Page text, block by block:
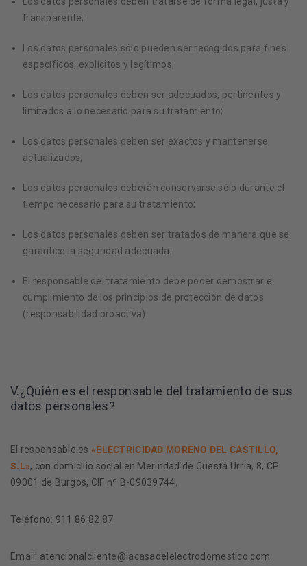
transparente;
Los datos personales sólo pueden ser recogidos para fines
específicos, explícitos y legítimos;
Los datos personales deben ser adecuados, pertinentes y
limitados a lo necesario para su tratamiento;
Los datos personales deben ser exactos y mantenerse
actualizados;
Los datos personales deberán conservarse sólo durante el
tiempo necesario para su tratamiento;
Los datos personales deben ser tratados de manera que se
garantice la seguridad adecuada;
El responsable del tratamiento debe poder demostrar el
cumplimiento de los principios de protección de datos
(responsabilidad proactiva).
V.¿Quién es el responsable del tratamiento de sus
datos personales?
El responsable es«ELECTRICIDAD MORENO DEL CASTILLO,
S.L», con domicilio social en Merindad de Cuesta Urria, 8, CP
09001 de Burgos, CIF nº B-09039744.
Teléfono: 911 86 82 87
Email: atencionalcliente@lacasadelelectrodomestico.com